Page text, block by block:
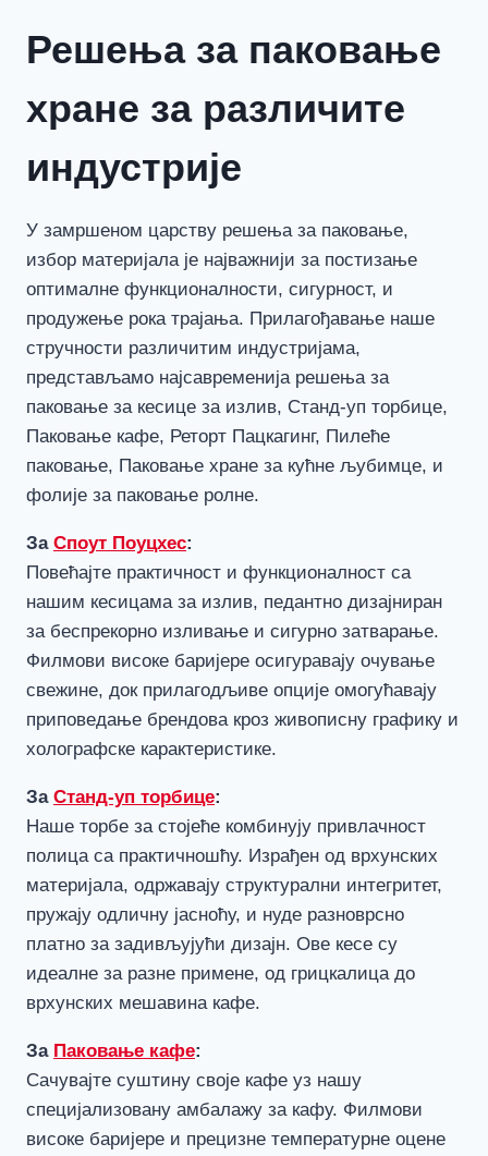
Решења за паковање
хране за различите
индустрије
У замршеном царству решења за паковање,
избор материјала је најважнији за постизање
оптималне функционалности, сигурност, и
продужење рока трајања. Прилагођавање наше
стручности различитим индустријама,
представљамо најсавременија решења за
паковање за кесице за излив, Станд-уп торбице,
Паковање кафе, Реторт Пацкагинг, Пилеће
паковање, Паковање хране за кућне љубимце, и
фолије за паковање ролне.
За Споут Поуцхес:
Повећајте практичност и функционалност са
нашим кесицама за излив, педантно дизајниран
за беспрекорно изливање и сигурно затварање.
Филмови високе баријере осигуравају очување
свежине, док прилагодљиве опције омогућавају
приповедање брендова кроз живописну графику и
холографске карактеристике.
За Станд-уп торбице:
Наше торбе за стојеће комбинују привлачност
полица са практичношћу. Израђен од врхунских
материјала, одржавају структурални интегритет,
пружају одличну јасноћу, и нуде разноврсно
платно за задивљујући дизајн. Ове кесе су
идеалне за разне примене, од грицкалица до
врхунских мешавина кафе.
За Паковање кафе:
Сачувајте суштину своје кафе уз нашу
специјализовану амбалажу за кафу. Филмови
високе баријере и прецизне температурне оцене